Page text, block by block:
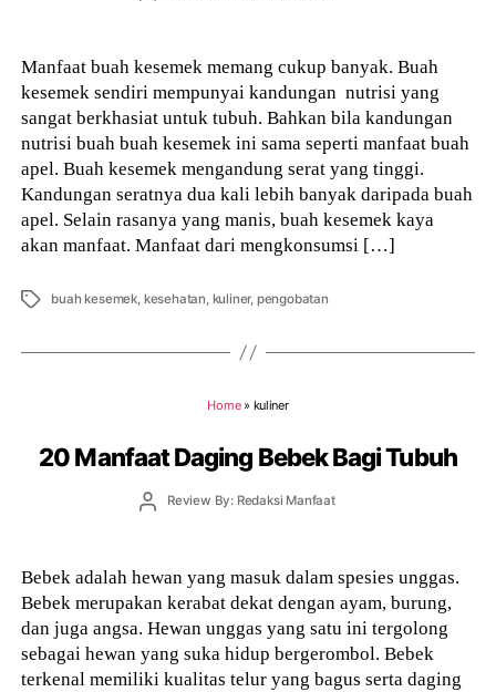
Manfaat buah kesemek memang cukup banyak. Buah
kesemek sendiri mempunyai kandungan nutrisi yang
sangat berkhasiat untuk tubuh. Bahkan bila kandungan
nutrisi buah buah kesemek ini sama seperti manfaat buah
apel. Buah kesemek mengandung serat yang tinggi.
Kandungan seratnya dua kali lebih banyak daripada buah
apel. Selain rasanya yang manis, buah kesemek kaya
akan manfaat. Manfaat dari mengkonsumsi […]
Tags buah kesemek, kesehatan, kuliner, pengobatan
Home» kuliner
20 Manfaat Daging Bebek Bagi Tubuh
PostReview By: Redaksi Manfaat
Bebek adalah hewan yang masuk dalam spesies unggas.
Bebek merupakan kerabat dekat dengan ayam, burung,
dan juga angsa. Hewan unggas yang satu ini tergolong
sebagai hewan yang suka hidup bergerombol. Bebek
terkenal memiliki kualitas telur yang bagus serta daging